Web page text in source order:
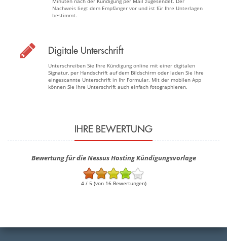
Nachweis liegt dem Empfänger vor und ist für Ihre Unterlagen
bestimmt.
Digitale Unterschrift
Unterschreiben Sie Ihre Kündigung online mit einer digitalen
Signatur, per Handschrift auf dem Bildschirm oder laden Sie Ihre
eingescannte Unterschrift in Ihr Formular. Mit der mobilen App
können Sie Ihre Unterschrift auch einfach fotographieren.
IHRE BEWERTUNG
Bewertung für die Nessus Hosting Kündigungsvorlage
4 / 5 (von 16 Bewertungen)